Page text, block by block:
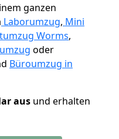
ganzen
Laborumzug, Mini
Worms,
oder
Büroumzug in
aus und erhalten